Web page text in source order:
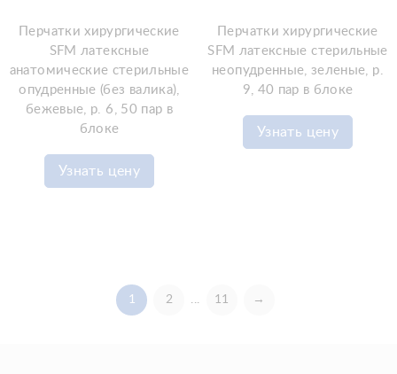
Перчатки хирургические
SFM латексные
анатомические стерильные
опудренные (без валика),
бежевые, р. 6, 50 пар в
блоке
Узнать цену
Перчатки хирургические
SFM латексные стерильные
неопудренные, зеленые, р.
9, 40 пар в блоке
Узнать цену
1 2 ... 11 →